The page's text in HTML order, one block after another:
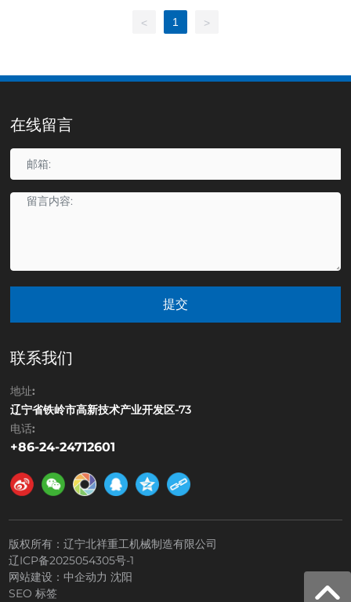
< 1 >
联系我们
地址:
辽宁省铁岭市高新技术产业开发区-73
电话:
+86-24-24712601
在线留言
提交
版权所有：辽宁北祥重工机械制造有限公司
辽ICP备2025054305号-1
网站建设：中企动力 沈阳
SEO 标签